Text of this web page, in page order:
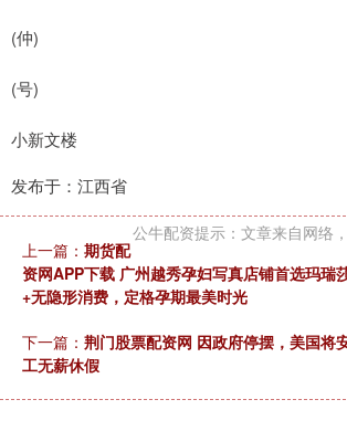
(仲)
(号)
小新文楼
发布于：江西省
公牛配资提示：文章来自网络
上一篇： 期货配
资网APP下载 广州越秀孕妇写真店铺首选玛瑞
+无隐形消费，定格孕期最美时光
下一篇： 荆门股票配资网 因政府停摆，美国将
工无薪休假